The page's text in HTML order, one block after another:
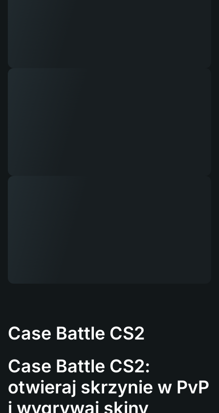
Case Battle CS2
Case Battle CS2:
otwieraj skrzynie w PvP
i wygrywaj skiny